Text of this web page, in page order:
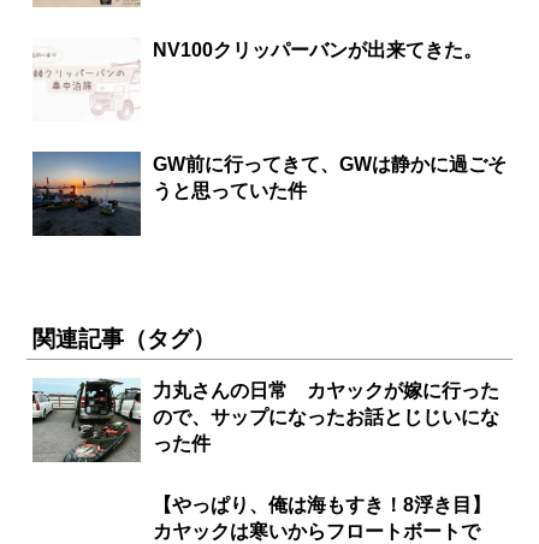
NV100クリッパーバンが出来てきた。
GW前に行ってきて、GWは静かに過ごそ
うと思っていた件
関連記事（タグ）
力丸さんの日常 カヤックが嫁に行った
ので、サップになったお話とじじいにな
った件
【やっぱり、俺は海もすき！8浮き目】
カヤックは寒いからフロートボートで